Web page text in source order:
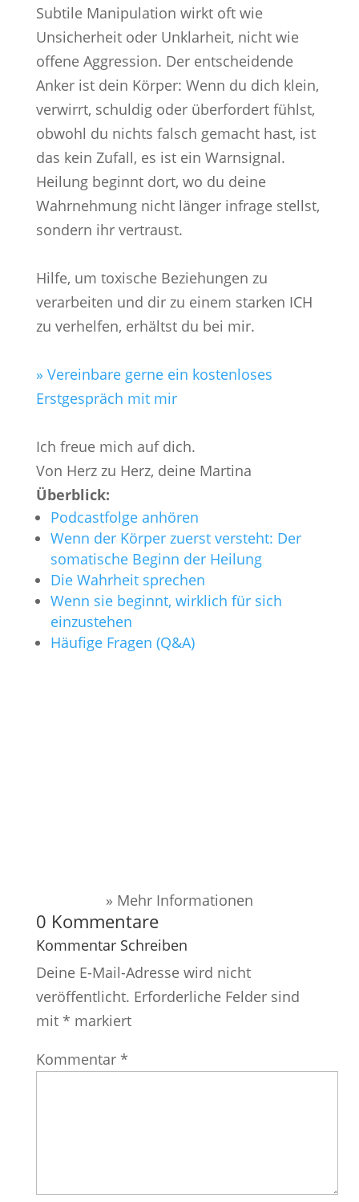
Subtile Manipulation wirkt oft wie
Unsicherheit oder Unklarheit, nicht wie
offene Aggression. Der entscheidende
Anker ist dein Körper: Wenn du dich klein,
verwirrt, schuldig oder überfordert fühlst,
obwohl du nichts falsch gemacht hast, ist
das kein Zufall, es ist ein Warnsignal.
Heilung beginnt dort, wo du deine
Wahrnehmung nicht länger infrage stellst,
sondern ihr vertraust.
Hilfe, um toxische Beziehungen zu
verarbeiten und dir zu einem starken ICH
zu verhelfen, erhältst du bei mir.
» Vereinbare gerne ein kostenloses
Erstgespräch mit mir
Ich freue mich auf dich.
Von Herz zu Herz, deine Martina
Überblick:
Podcastfolge anhören
Wenn der Körper zuerst versteht: Der
somatische Beginn der Heilung
Die Wahrheit sprechen
Wenn sie beginnt, wirklich für sich
einzustehen
Häufige Fragen (Q&A)
» Mehr Informationen
0 Kommentare
Kommentar Schreiben
Deine E-Mail-Adresse wird nicht
veröffentlicht. Erforderliche Felder sind
mit * markiert
Kommentar *